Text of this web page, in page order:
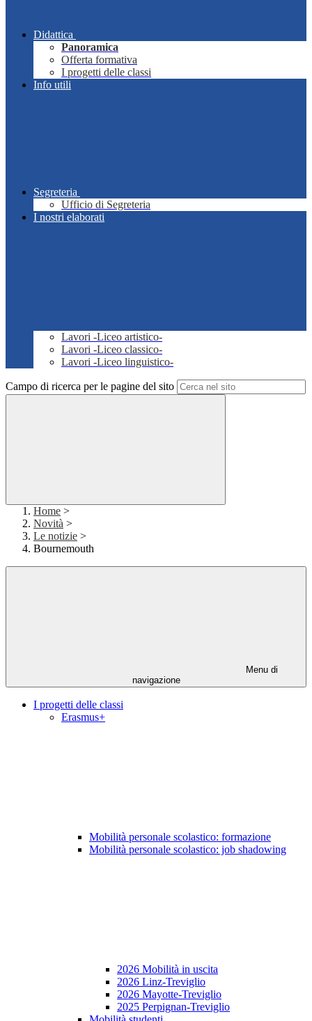
Didattica
Panoramica
Offerta formativa
I progetti delle classi
Info utili
Segreteria
Ufficio di Segreteria
I nostri elaborati
Lavori -Liceo artistico-
Lavori -Liceo classico-
Lavori -Liceo linguistico-
Campo di ricerca per le pagine del sito
Home >
Novità >
Le notizie >
Bournemouth
Menu di
navigazione
I progetti delle classi
Erasmus+
Mobilità personale scolastico: formazione
Mobilità personale scolastico: job shadowing
2026 Mobilità in uscita
2026 Linz-Treviglio
2026 Mayotte-Treviglio
2025 Perpignan-Treviglio